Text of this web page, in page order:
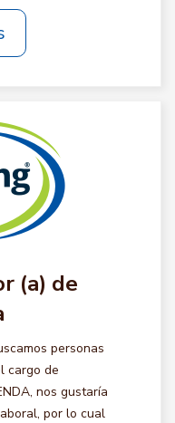
(a) de
personas
cargo de
nos gustaría
por lo cual